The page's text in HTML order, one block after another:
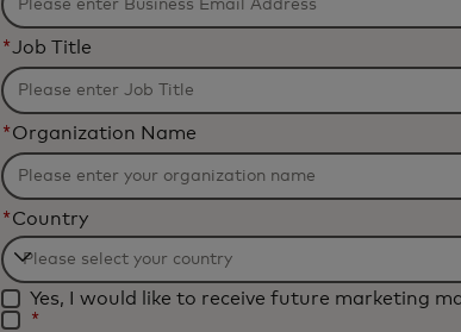
*Job Title
*Organization Name
*Country
Filtering
willYes, I would like to receive future marketing
*